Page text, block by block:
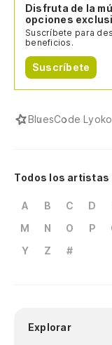
Disfruta de la
opciones
Suscríbete para
beneficios.
Suscríbete
BluesCode Lyoko
Todos los artistas
A B C D
M
N O P
Y
Z #
Explorar